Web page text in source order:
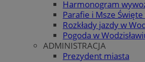
Harmonogram
Parafie i Msze Święte
Rozkłady jazdy w
Pogoda w
ADMINISTRACJA
Prezydent miasta